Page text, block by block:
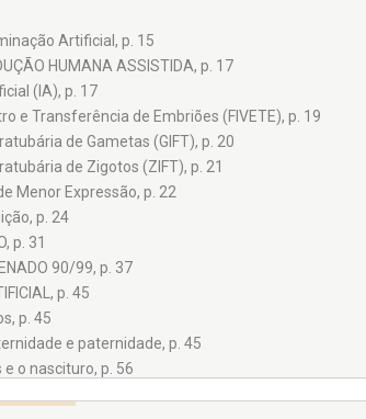
Artificial, p. 15
HUMANA ASSISTIDA, p. 17
(IA), p. 17
e Transferência de Embriões (FIVETE), p. 19
de Gametas (GIFT), p. 20
de Zigotos (ZIFT), p. 21
Menor Expressão, p. 22
p. 24
p. 31
90/99, p. 37
p. 45
p. 45
e paternidade, p. 45
e o nascituro, p. 56